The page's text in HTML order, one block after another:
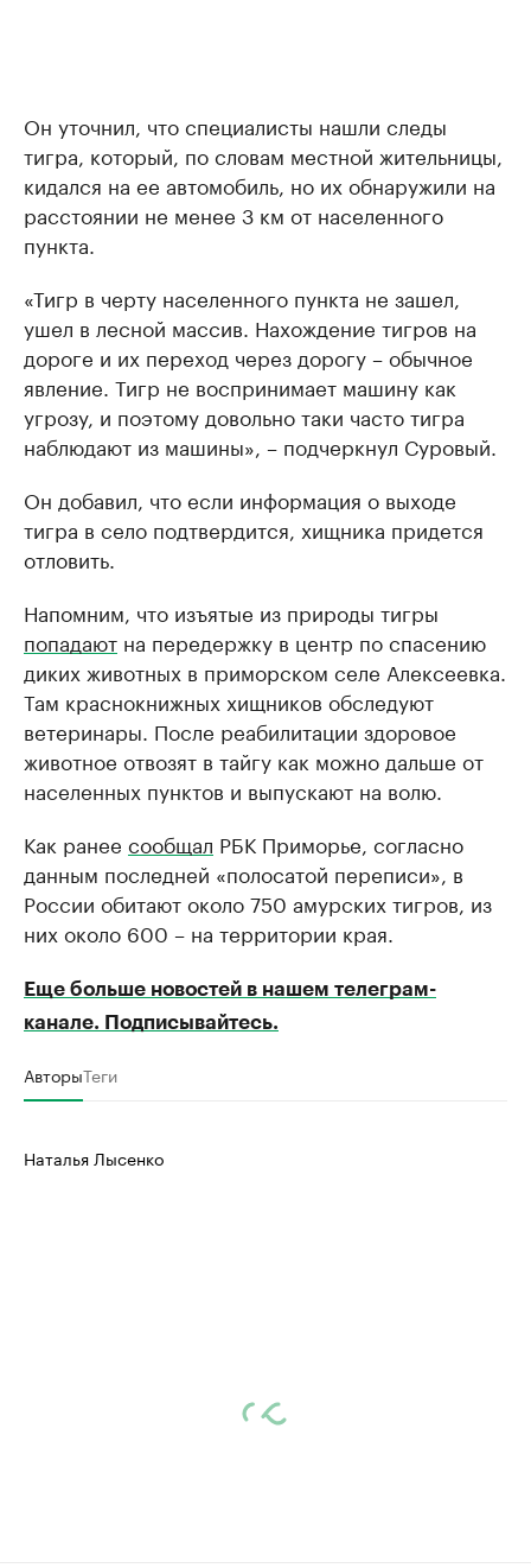
Он уточнил, что специалисты нашли следы
тигра, который, по словам местной жительницы,
кидался на ее автомобиль, но их обнаружили на
расстоянии не менее 3 км от населенного
пункта.
«Тигр в черту населенного пункта не зашел,
ушел в лесной массив. Нахождение тигров на
дороге и их переход через дорогу – обычное
явление. Тигр не воспринимает машину как
угрозу, и поэтому довольно таки часто тигра
наблюдают из машины», – подчеркнул Суровый.
Он добавил, что если информация о выходе
тигра в село подтвердится, хищника придется
отловить.
Напомним, что изъятые из природы тигры
попадают на передержку в центр по спасению
диких животных в приморском селе Алексеевка.
Там краснокнижных хищников обследуют
ветеринары. После реабилитации здоровое
животное отвозят в тайгу как можно дальше от
населенных пунктов и выпускают на волю.
Как ранее сообщал РБК Приморье, согласно
данным последней «полосатой переписи», в
России обитают около 750 амурских тигров, из
них около 600 – на территории края.
Еще больше новостей в нашем телеграм-
канале. Подписывайтесь.
АвторыТеги
Наталья Лысенко